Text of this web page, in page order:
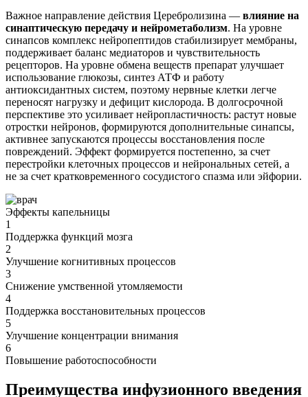
Важное направление действия Церебролизина — влияние на
синаптическую передачу и нейрометаболизм. На уровне
синапсов комплекс нейропептидов стабилизирует мембраны,
поддерживает баланс медиаторов и чувствительность
рецепторов. На уровне обмена веществ препарат улучшает
использование глюкозы, синтез АТФ и работу
антиоксидантных систем, поэтому нервные клетки легче
переносят нагрузку и дефицит кислорода. В долгосрочной
перспективе это усиливает нейропластичность: растут новые
отростки нейронов, формируются дополнительные синапсы,
активнее запускаются процессы восстановления после
повреждений. Эффект формируется постепенно, за счет
перестройки клеточных процессов и нейрональных сетей, а
не за счет кратковременного сосудистого спазма или эйфории.
Эффекты капельницы
1
Поддержка функций мозга
2
Улучшение когнитивных процессов
3
Снижение умственной утомляемости
4
Поддержка восстановительных процессов
5
Улучшение концентрации внимания
6
Повышение работоспособности
Преимущества инфузионного введения